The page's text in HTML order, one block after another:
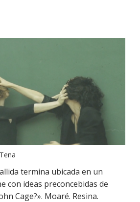
termina ubicada en un
con ideas preconcebidas de
Cage?». Moaré. Resina.